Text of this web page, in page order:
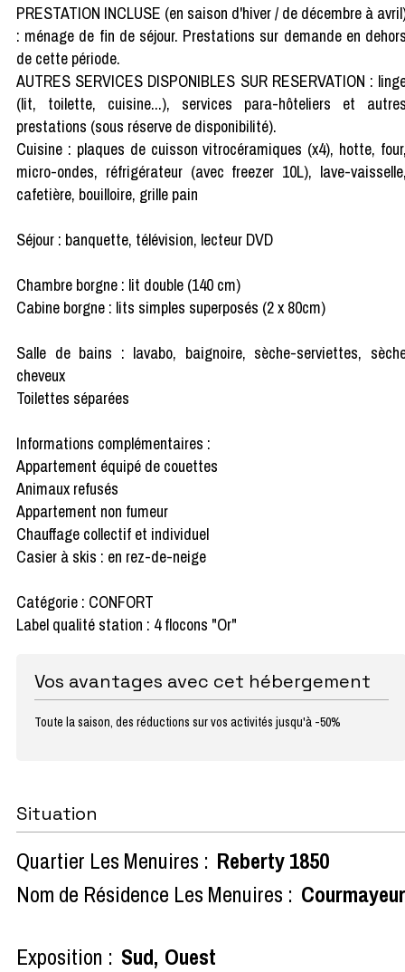
PRESTATION INCLUSE (en saison d'hiver / de décembre à
: ménage de fin de séjour. Prestations sur demande en
de cette période.
AUTRES SERVICES DISPONIBLES SUR RESERVATION :
(lit, toilette, cuisine...), services para-hôteliers et
prestations (sous réserve de disponibilité).
Cuisine : plaques de cuisson vitrocéramiques (x4), hotte,
micro-ondes, réfrigérateur (avec freezer 10L), lave-
cafetière, bouilloire, grille pain
Séjour : banquette, télévision, lecteur DVD
Chambre borgne : lit double (140 cm)
Cabine borgne : lits simples superposés (2 x 80cm)
Salle de bains : lavabo, baignoire, sèche-serviettes,
cheveux
Toilettes séparées
Informations complémentaires :
Appartement équipé de couettes
Animaux refusés
Appartement non fumeur
Chauffage collectif et individuel
Casier à skis : en rez-de-neige
Catégorie : CONFORT
Label qualité station : 4 flocons "Or"
Vos avantages avec cet hébergement
Toute la saison, des réductions sur vos activités jusqu'à -50%
Situation
Quartier Les Menuires : Reberty 1850
Nom de Résidence Les Menuires : Courmayeur
Exposition : Sud Ouest